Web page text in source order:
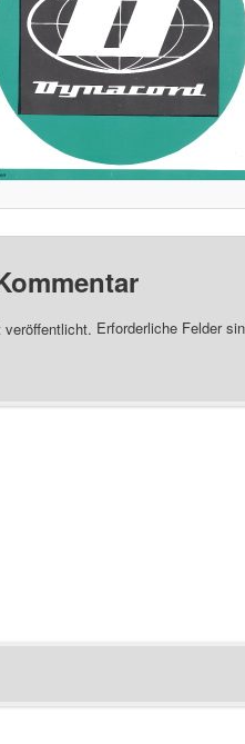
veröffentlicht. Erforderliche Felder